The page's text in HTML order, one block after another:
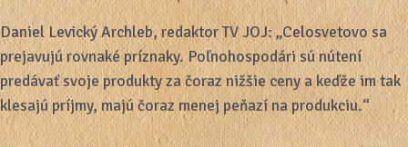
Daniel Levický Archleb, redaktor TV JOJ: „Celosvetovo sa
prejavujú rovnaké príznaky. Poľnohospodári sú nútení
predávať svoje produkty za čoraz nižšie ceny a keďže im tak
klesajú príjmy, majú čoraz menej peňazí na produkciu.“